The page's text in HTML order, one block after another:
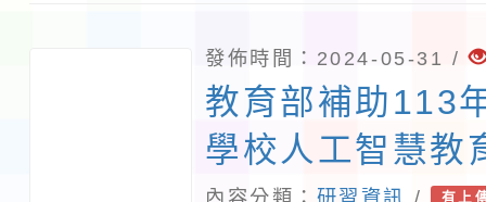
發佈時間：2024-05-31 /
教育部補助113
學校人工智慧教
內容分類： 研習資訊 / 有上